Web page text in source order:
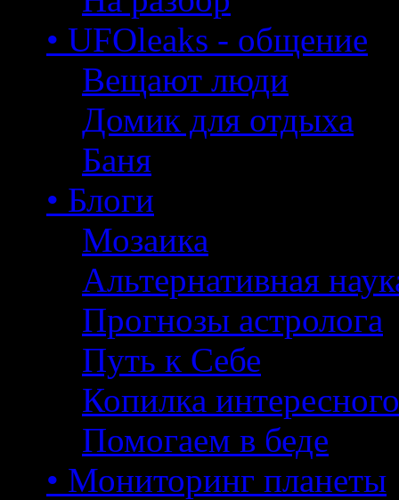
• UFOleaks - общение
Вещают люди
Домик для отдыха
Баня
• Блоги
Мозаика
Альтернативная
Прогнозы астролога
Путь к Себе
Копилка интересного
Помогаем в беде
• Мониторинг планеты